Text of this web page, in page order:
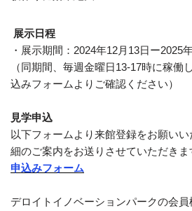
展示日程
・展示期間：2024年12月13日ー2025
（同期間、毎週金曜日13-17時に稼働
込みフォームよりご確認ください）
見学申込
以下フォームより来館登録をお願い
細のご案内をお送りさせていただきま
申込みフォーム
デロイトイノベーションパークの会